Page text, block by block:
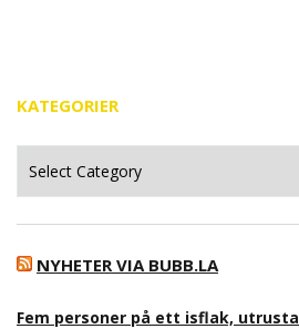
KATEGORIER
NYHETER VIA BUBB.LA
Fem personer på ett isflak,